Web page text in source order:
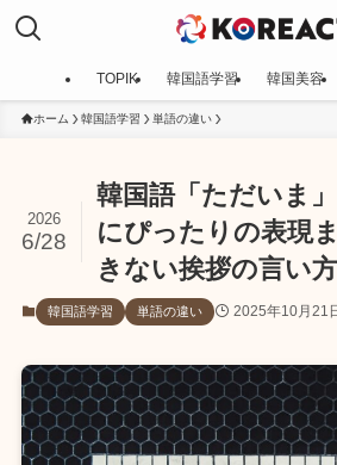
TOPIK 韓国語学習 韓国美容
ホーム 韓国語学習 単語の違い
韓国語「ただいま
にぴったりの表現
きない挨拶の言い方
2026
6/28
韓国語学習 単語の違い 2025年10月21